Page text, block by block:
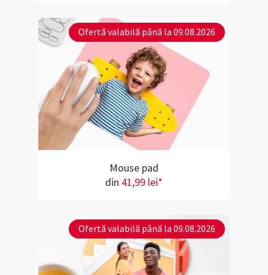
Ofertă valabilă până la 09.08.2026
Mouse pad
din 41,99 lei*
Ofertă valabilă până la 09.08.2026